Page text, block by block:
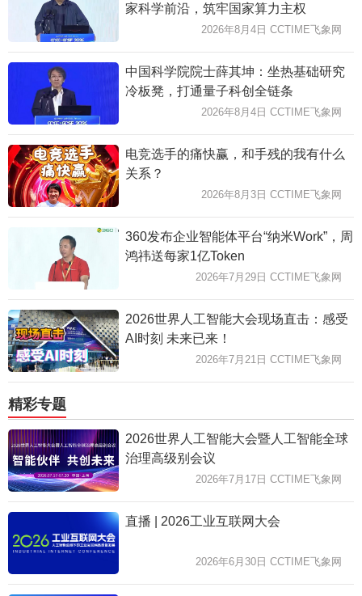
家科学前沿，筑牢国家算力主权
2026年8月4日 CCTIME飞象网
中国科学院院士薛其坤：坐热基础研究
冷板凳，打通量子科创全链条
2026年8月4日 CCTIME飞象网
电竞选手的痛快赢，和手残的我有什么
关系？
2026年8月3日 CCTIME飞象网
360发布企业智能体平台“纳米Work”，周
鸿祎送每家1亿Token
2026年7月29日 CCTIME飞象网
2026世界人工智能大会现场直击：感受
AI时刻 未来已来！
2026年7月21日 CCTIME飞象网
精彩专题
2026世界人工智能大会暨人工智能全球
治理高级别会议
2026年7月17日 CCTIME飞象网
直播 | 2026工业互联网大会
2026年6月30日 CCTIME飞象网